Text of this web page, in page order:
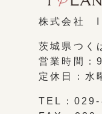
株式会社 I
茨城県つく
営業時間
定休日：水
TEL：